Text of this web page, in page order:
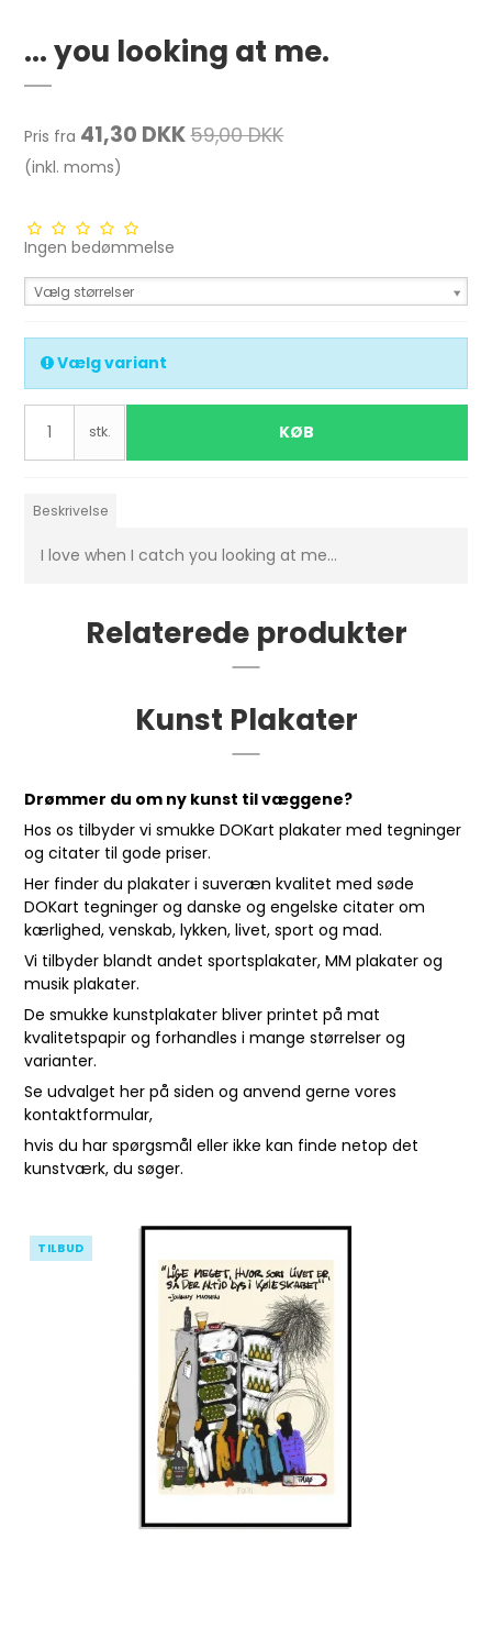
... you looking at me.
Pris fra 41,30 DKK59,00 DKK
(inkl. moms)
Ingen bedømmelse
Vælg størrelser
Vælg variant
stk. KØB
Beskrivelse
I love when I catch you looking at me...
Relaterede produkter
Kunst Plakater
Drømmer du om ny kunst til væggene?
Hos os tilbyder vi smukke DOKart plakater med tegninger
og citater til gode priser.
Her finder du plakater i suveræn kvalitet med søde
DOKart tegninger og danske og engelske citater om
kærlighed, venskab, lykken, livet, sport og mad.
Vi tilbyder blandt andet sportsplakater, MM plakater og
musik plakater.
De smukke kunstplakater bliver printet på mat
kvalitetspapir og forhandles i mange størrelser og
varianter.
Se udvalget her på siden og anvend gerne vores
kontaktformular,
hvis du har spørgsmål eller ikke kan finde netop det
kunstværk, du søger.
TILBUD